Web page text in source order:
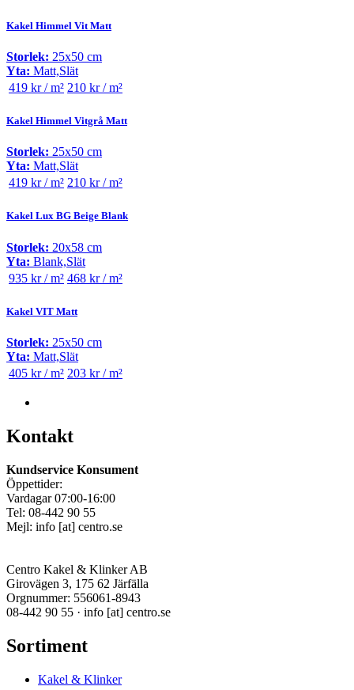
Kakel Himmel Vit Matt
Storlek: 25x50 cm
Yta: Matt,Slät
419 kr / m² 210 kr / m²
Kakel Himmel Vitgrå Matt
Storlek: 25x50 cm
Yta: Matt,Slät
419 kr / m² 210 kr / m²
Kakel Lux BG Beige Blank
Storlek: 20x58 cm
Yta: Blank,Slät
935 kr / m² 468 kr / m²
Kakel VIT Matt
Storlek: 25x50 cm
Yta: Matt,Slät
405 kr / m² 203 kr / m²
Kontakt
Kundservice Konsument
Öppettider:
Vardagar 07:00-16:00
Tel: 08-442 90 55
Mejl: info [at] centro.se
Centro Kakel & Klinker AB
Girovägen 3, 175 62 Järfälla
Orgnummer: 556061-8943
08-442 90 55 · info [at] centro.se
Sortiment
Kakel & Klinker